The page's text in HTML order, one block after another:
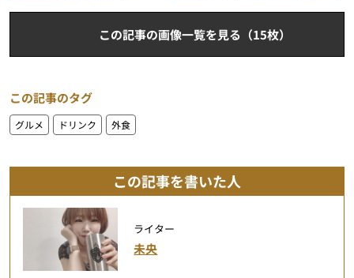
この記事の画像一覧を見る（15枚）
この記事のタグ
グルメ ドリンク 外食
この記事を書いた人
ライター
未央